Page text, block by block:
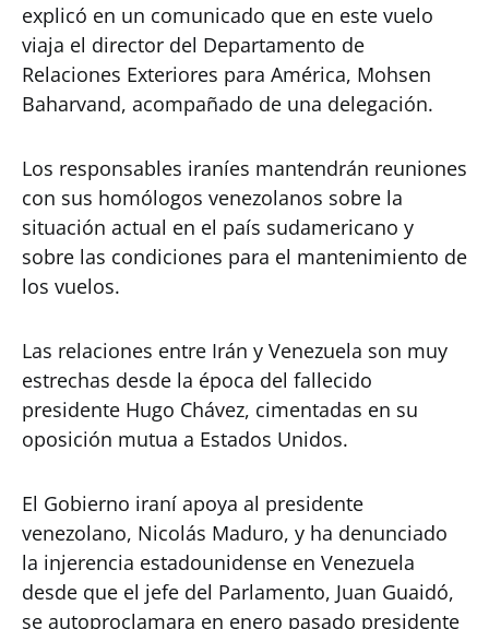
explicó en un comunicado que en este vuelo
viaja el director del Departamento de
Relaciones Exteriores para América, Mohsen
Baharvand, acompañado de una delegación.
Los responsables iraníes mantendrán reuniones
con sus homólogos venezolanos sobre la
situación actual en el país sudamericano y
sobre las condiciones para el mantenimiento de
los vuelos.
Las relaciones entre Irán y Venezuela son muy
estrechas desde la época del fallecido
presidente Hugo Chávez, cimentadas en su
oposición mutua a Estados Unidos.
El Gobierno iraní apoya al presidente
venezolano, Nicolás Maduro, y ha denunciado
la injerencia estadounidense en Venezuela
desde que el jefe del Parlamento, Juan Guaidó,
se autoproclamara en enero pasado presidente